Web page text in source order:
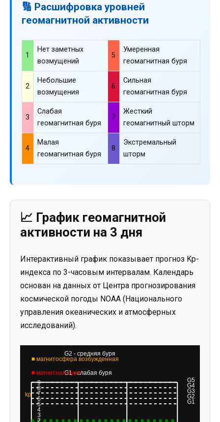
🔢 Расшифровка уровней
геомагнитной активности
1
Нет заметных
возмущений
5
Умеренная
геомагнитная буря
2
Небольшие
возмущения
6
Сильная
геомагнитная буря
3
Слабая
геомагнитная буря
7
Жесткий
геомагнитный шторм
4
Малая
геомагнитная буря
8
Экстремальный
шторм
📈 График геомагнитной
активности на 3 дня
Интерактивный график показывает прогноз Kp-
индекса по 3-часовым интервалам. Календарь
основан на данных от Центра прогнозирования
космической погоды NOAA (Национального
управления океанических и атмосферных
исследований).